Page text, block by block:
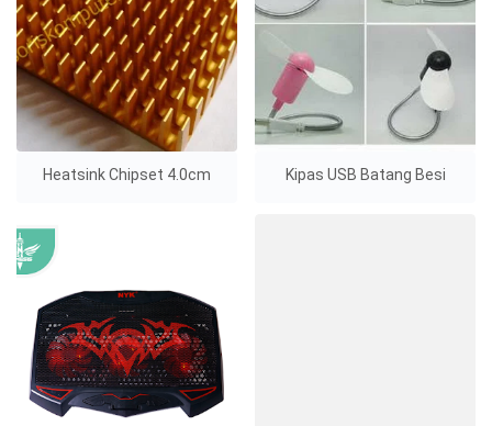
Heatsink Chipset 4.0cm Kipas USB Batang Besi